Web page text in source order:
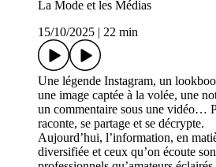
La Mode et les Médias
15/10/2025
22 min
Une légende Instagram, un
une image captée à la volée, une
un commentaire sous une vidéo…
raconte, se partage et se décrypte.
Aujourd’hui, l’information, en
diversifiée et ceux qu’on écoute